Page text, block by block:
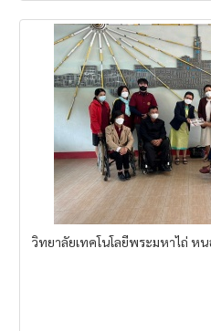
วิทยาลัยเทคโนโลยีพระมหาไถ่ ห